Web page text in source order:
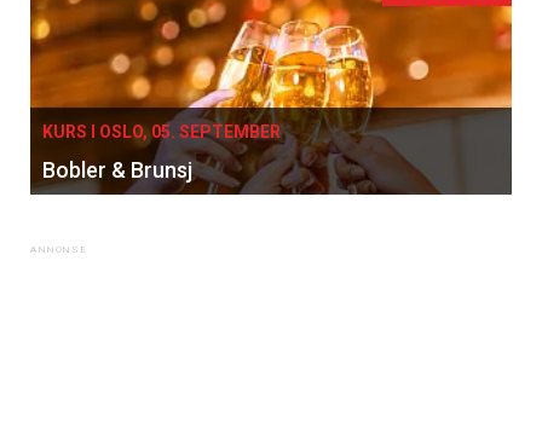
KURS I OSLO, 05. SEPTEMBER
Bobler & Brunsj